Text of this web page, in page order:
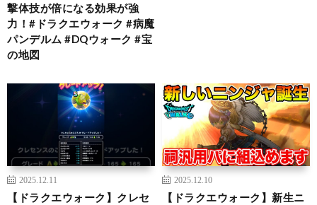
撃体技が倍になる効果が強
力！#ドラクエウォーク #病魔
パンデルム #DQウォーク #宝
の地図
2025.12.11
【ドラクエウォーク】クレセ
2025.12.10
【ドラクエウォーク】新生ニ